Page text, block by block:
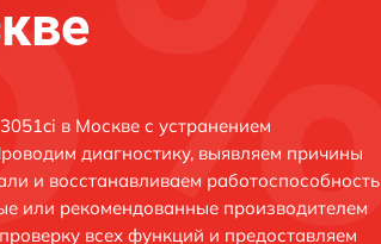
в Москве с устранением
диагностику, выявляем причины
и восстанавливаем работоспособность
или рекомендованные производителем
всех функций и предоставляем